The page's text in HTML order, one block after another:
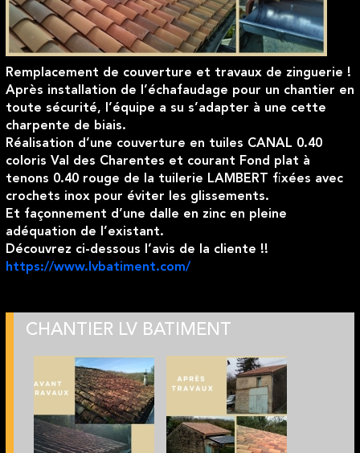
Remplacement de couverture et travaux de zinguerie !
Après installation de l’échafaudage pour un chantier en
toute sécurité, l’équipe a su s’adapter à une cette
charpente de biais.
Réalisation d’une couverture en tuiles CANAL 0.40
coloris Val des Charentes et courant Fond plat à
tenons 0.40 rouge de la tuilerie LAMBERT fixées avec
crochets inox pour éviter les glissements.
Et façonnement d’une dalle en zinc en pleine
adéquation de l’existant.
Découvrez ci-dessous l’avis de la cliente !!
https://www.lvbatiment.com/
CHANTIER LV BATIMENT